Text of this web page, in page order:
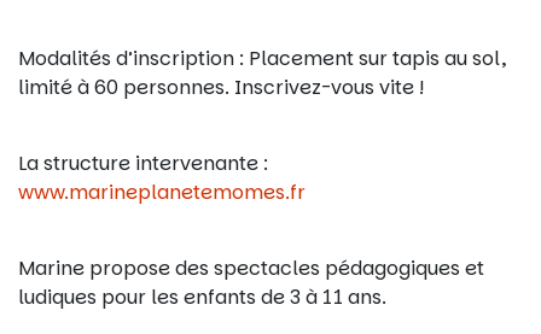
Modalités d’inscription : Placement sur tapis au sol,
limité à 60 personnes. Inscrivez-vous vite !
La structure intervenante :
www.marineplanetemomes.fr
Marine propose des spectacles pédagogiques et
ludiques pour les enfants de 3 à 11 ans.